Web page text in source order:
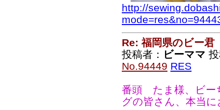
http://
Re: 福岡県のビー君
投稿者： ビーママ
No.94449 RES
番頭 たま様、ビー
グの皆さん、本当